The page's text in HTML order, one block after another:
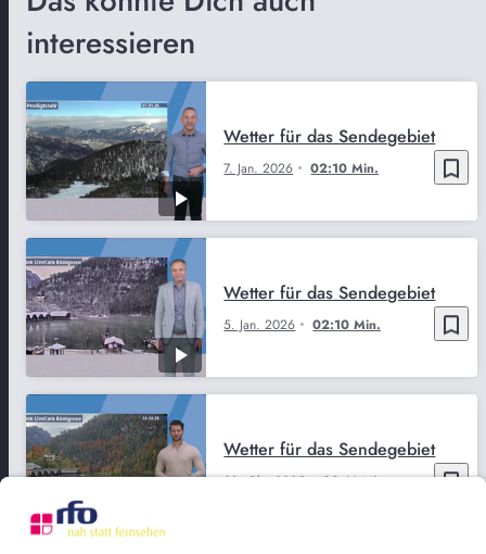
interessieren
bookmark_border
7. Jan. 2026 02:10 Min.
Wetter für das Sendegebiet
bookmark_border
5. Jan. 2026 02:10 Min.
Wetter für das Sendegebiet
bookmark_border
28. Okt. 2025 02:11 Min.
Wetter für das Sendegebiet